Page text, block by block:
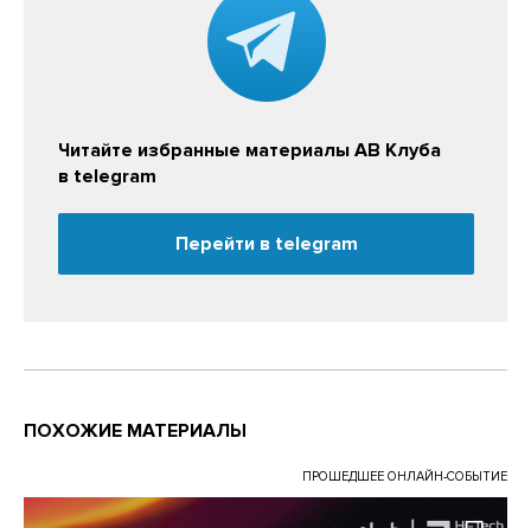
Читайте избранные материалы АВ Клуба
в telegram
Перейти в telegram
ПОХОЖИЕ МАТЕРИАЛЫ
ПРОШЕДШЕЕ ОНЛАЙН-СОБЫТИЕ